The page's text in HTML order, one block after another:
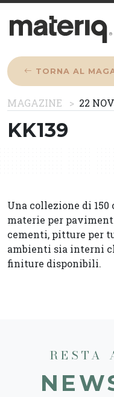
CHI SIAMO
MAGAZINE
COME
TORNA AL
MAGAZINE 22
KK139
Una collezione di
materie per
cementi, pitture per
ambienti sia interni
finiture disponibili.
RESTA